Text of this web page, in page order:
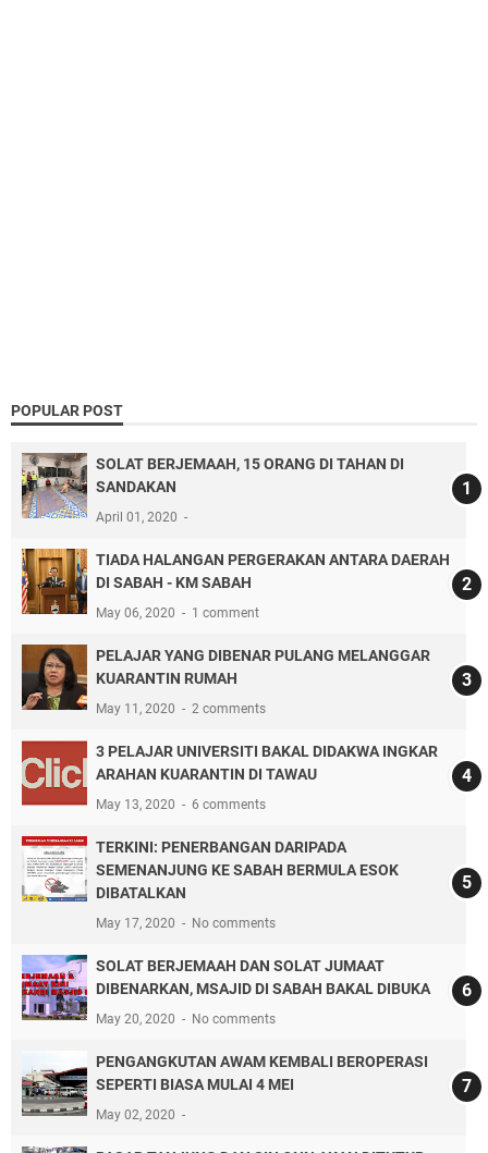
POPULAR POST
SOLAT BERJEMAAH, 15 ORANG DI TAHAN DI
SANDAKAN
April 01, 2020
TIADA HALANGAN PERGERAKAN ANTARA DAERAH
DI SABAH - KM SABAH
May 06, 2020 1 comment
PELAJAR YANG DIBENAR PULANG MELANGGAR
KUARANTIN RUMAH
May 11, 2020 2 comments
3 PELAJAR UNIVERSITI BAKAL DIDAKWA INGKAR
ARAHAN KUARANTIN DI TAWAU
May 13, 2020 6 comments
TERKINI: PENERBANGAN DARIPADA
SEMENANJUNG KE SABAH BERMULA ESOK
DIBATALKAN
May 17, 2020 No comments
SOLAT BERJEMAAH DAN SOLAT JUMAAT
DIBENARKAN, MSAJID DI SABAH BAKAL DIBUKA
May 20, 2020 No comments
PENGANGKUTAN AWAM KEMBALI BEROPERASI
SEPERTI BIASA MULAI 4 MEI
May 02, 2020